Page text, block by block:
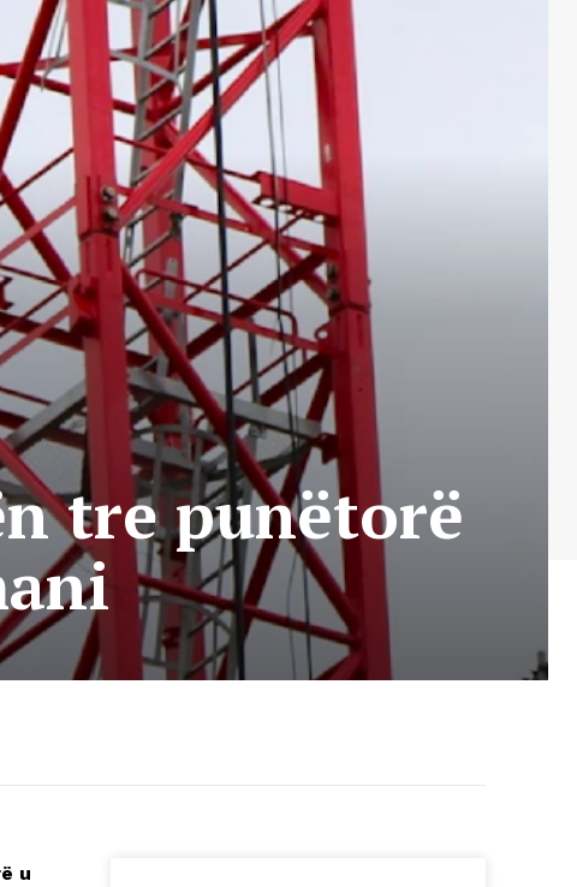
tre punëtorë
u